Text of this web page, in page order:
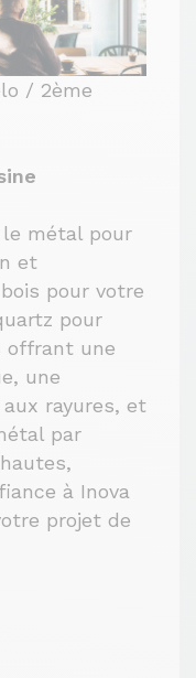
/ 2ème
métal pour
et
pour votre
pour
offrant une
une
rayures, et
par
à Inova
projet de